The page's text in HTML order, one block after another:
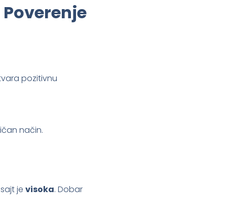
pozitivnu
način.
je visoka. Dobar